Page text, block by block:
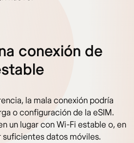
conexión de
la mala conexión podría
o configuración de la eSIM.
un lugar con Wi-Fi estable o, en
datos móviles.